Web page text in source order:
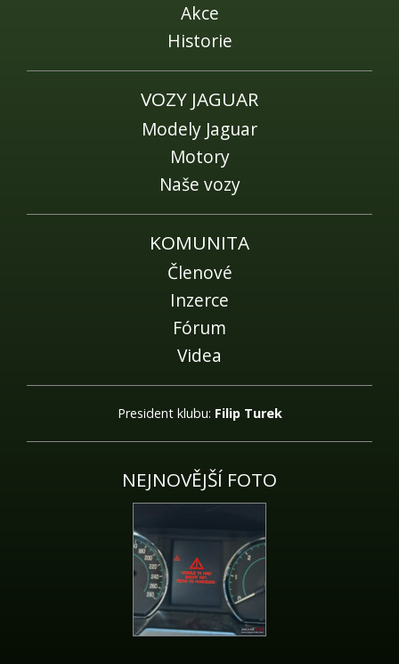
Akce
Historie
VOZY JAGUAR
Modely Jaguar
Motory
Naše vozy
KOMUNITA
Členové
Inzerce
Fórum
Videa
President klubu: Filip Turek
NEJNOVĚJŠÍ FOTO